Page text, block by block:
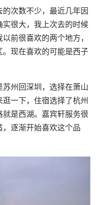
次数不少，最近几年因
很大，我上次去的时候
前很喜欢的两个地方，
现在喜欢的可能是西子
州回深圳，选择在萧山
一下，住宿选择了杭州
是西湖。嘉宾轩服务很
逐渐开始喜欢这个品